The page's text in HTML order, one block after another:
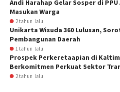
Andi Harahap Gelar Sosper di
Masukan Warga
2 tahun lalu
Unikarta Wisuda 360 Lulusan,
Pembangunan Daerah
1 tahun lalu
Prospek Perkeretaapian di
Berkomitmen Perkuat Sektor
2 tahun lalu